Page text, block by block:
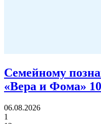
Семейному
«Вера и Фома»
06.08.2026
1